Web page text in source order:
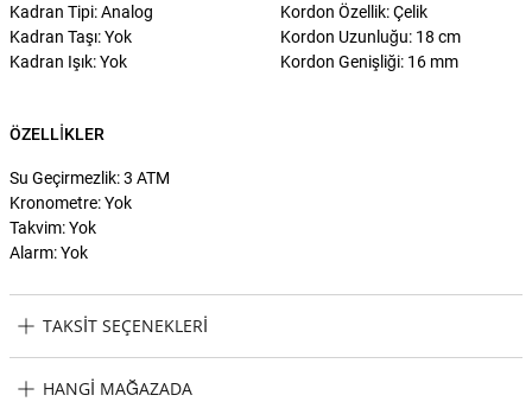
Kadran Tipi: Analog
Kadran Taşı: Yok
Kadran Işık: Yok
Kordon Özellik: Çelik
Kordon Uzunluğu: 18 cm
Kordon Genişliği: 16 mm
ÖZELLIKLER
Su Geçirmezlik: 3 ATM
Kronometre: Yok
Takvim: Yok
Alarm: Yok
TAKSIT SEÇENEKLERI
HANGI MAĞAZADA